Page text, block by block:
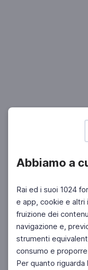
Abbiamo a
Rai ed i suoi 1024
e app, cookie e altri
fruizione dei
navigazione e,
strumenti
consumo e
Per quanto
Con Arrigo Levi